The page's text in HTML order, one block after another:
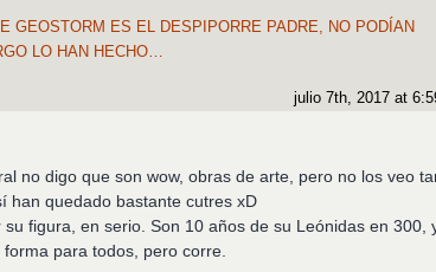
GEOSTORM ES EL DESPIPORRE PADRE, NO PODÍAN
LO HAN HECHO…
julio 7th, 2017 at
no digo que son wow, obras de arte, pero no los veo
han quedado bastante cutres xD
figura, en serio. Son 10 años de su Leónidas en 300,
para todos, pero corre.